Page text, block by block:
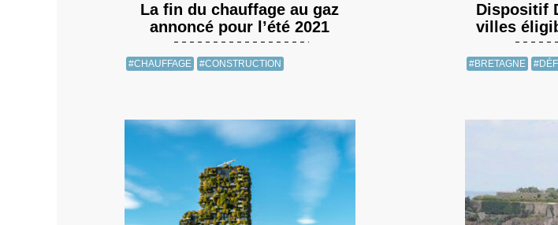
La fin du chauffage au gaz
annoncé pour l’été 2021
#CHAUFFAGE #CONSTRUCTION
Dispositif
villes
#BRETAGNE